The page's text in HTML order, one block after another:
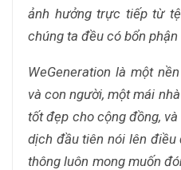
ảnh hưởng trực tiếp từ
chúng ta đều có bổn
WeGeneration là một
và con người, một mái
tốt đẹp cho cộng đồng, và
dịch đầu tiên nói lên điều
thông luôn mong muốn